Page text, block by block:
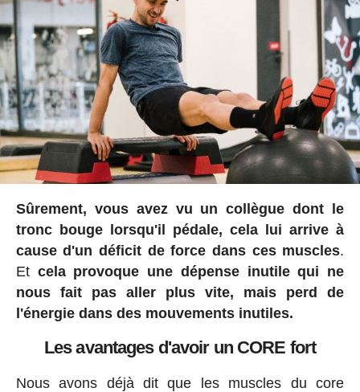
Sûrement, vous avez vu un collègue dont le
tronc bouge lorsqu'il pédale, cela lui arrive à
cause d'un déficit de force dans ces muscles.
Et cela provoque une dépense inutile qui ne
nous fait pas aller plus vite, mais perd de
l'énergie dans des mouvements inutiles.
Les avantages d'avoir un CORE fort
Nous avons déjà dit que les muscles du core